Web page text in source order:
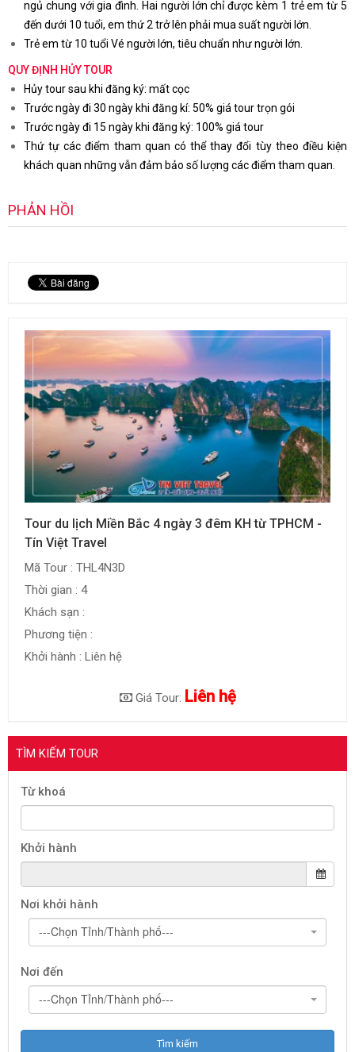
ngủ chung với gia đình. Hai người lớn chỉ được kèm 1 trẻ em từ 5
đến dưới 10 tuổi, em thứ 2 trở lên phải mua suất người lớn.
Trẻ em từ 10 tuổi Vé người lớn, tiêu chuẩn như người lớn.
QUY ĐỊNH HỦY TOUR
Hủy tour sau khi đăng ký: mất cọc
Trước ngày đi 30 ngày khi đăng kí: 50% giá tour trọn gói
Trước ngày đi 15 ngày khi đăng ký: 100% giá tour
Thứ tự các điểm tham quan có thể thay đổi tùy theo điều kiện
khách quan những vẫn đảm bảo số lượng các điểm tham quan.
PHẢN HỒI
Tour du lịch Miền Bắc 4 ngày 3 đêm KH từ TPHCM -
Tín Việt Travel
Mã Tour : THL4N3D
Thời gian : 4
Khách sạn :
Phương tiện :
Khởi hành : Liên hệ
Giá Tour: Liên hệ
TÌM KIẾM TOUR
Từ khoá
Khởi hành
Nơi khởi hành
---Chọn Tỉnh/Thành phố---
Nơi đến
---Chọn Tỉnh/Thành phố---